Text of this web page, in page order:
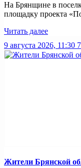
На Брянщине в
площадку проекта
Читать далее
9 августа 2026, 11:30
Жители Брянской